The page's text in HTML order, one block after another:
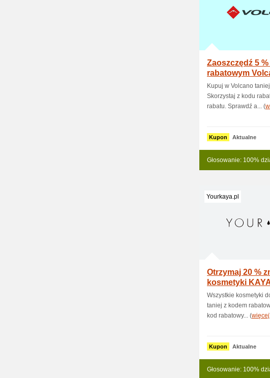
Zaoszczędź 5
rabatowym
Kupuj w Volcano
Skorzystaj z kodu
rabatu. Sprawdź a... (
Kupon Aktualne
Głosowanie: 100%
Yourkaya.pl
Otrzymaj 20 %
kosmetyki
Wszystkie kosmetyki
taniej z kodem
kod rabatowy... (więcej
Kupon Aktualne
Głosowanie: 100%